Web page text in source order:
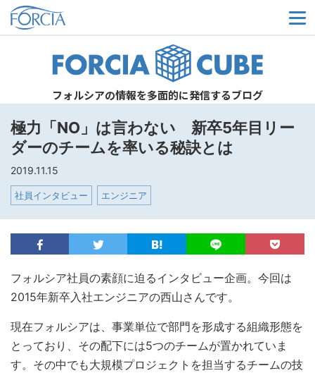
メ
フォルシアの情報を多面的に発信するブログ
極力「NO」は言わない 新卒5年目リー
ダーのチームを率いる秘訣とは
2019.11.15
社員インタビュー エンジニア
フォルシア社員の素顔に迫るインタビュー企画。今回は
2015年新卒入社エンジニアの西山さんです。
現在フォルシアは、事業単位で部門を形成する組織形態を
とっており、その配下には5つのチームが置かれていま
す。その中でも大規模プロジェクトを担当するチームの技